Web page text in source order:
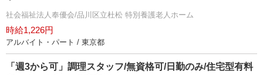
社会福祉法人奉優会/品川区立杜松 特別養護老人ホーム
時給1,226円
アルバイト・パート / 東京都
「週3から可」調理スタッフ/無資格可/日勤のみ/住宅型有料